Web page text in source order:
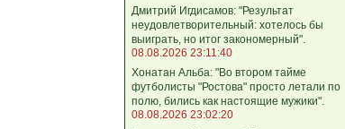
Дмитрий Игдисамов: "Результат
неудовлетворительный: хотелось бы
выиграть, но итог закономерный".
08.08.2026 23:11:40
Хонатан Альба: "Во втором тайме
футболисты "Ростова" просто летали по
полю, бились как настоящие мужики".
08.08.2026 23:02:20